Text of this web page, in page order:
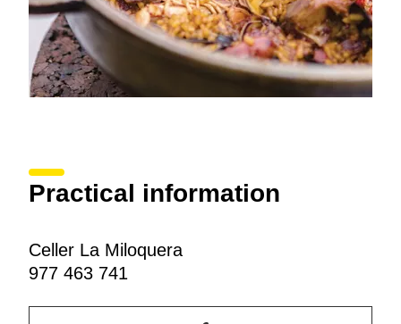
Practical information
Celler La Miloquera
977 463 741